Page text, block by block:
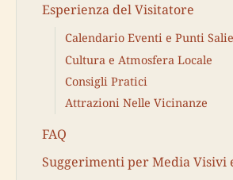
Esperienza del Visitatore
Calendario Eventi e Punti
Cultura e Atmosfera Locale
Consigli Pratici
Attrazioni Nelle Vicinanze
FAQ
Suggerimenti per Media